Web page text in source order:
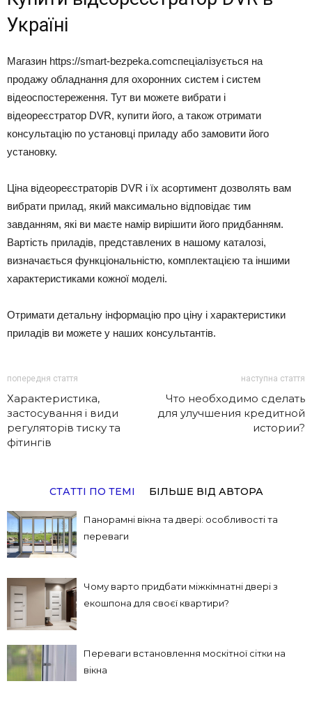
Україні
Магазин https://smart-bezpeka.comспеціалізується на
продажу обладнання для охоронних систем і систем
відеоспостереження. Тут ви можете вибрати і
відеореєстратор DVR, купити його, а також отримати
консультацію по установці приладу або замовити його
установку.
Ціна відеореєстраторів DVR і їх асортимент дозволять вам
вибрати прилад, який максимально відповідає тим
завданням, які ви маєте намір вирішити його придбанням.
Вартість приладів, представлених в нашому каталозі,
визначається функціональністю, комплектацією та іншими
характеристиками кожної моделі.
Отримати детальну інформацію про ціну і характеристики
приладів ви можете у наших консультантів.
попередня стаття
Характеристика,
застосування і види
регуляторів тиску та
фітингів
наступна стаття
Что необходимо сделать
для улучшения кредитной
истории?
СТАТТІ ПО ТЕМІ БІЛЬШЕ ВІД АВТОРА
Панорамні вікна та двері: особливості та
переваги
Чому варто придбати міжкімнатні двері з
екошпона для своєї квартири?
Переваги встановлення москітної сітки на
вікна